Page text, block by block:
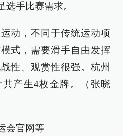
选手比赛需求。
动，不同于传统运动项
式，需要滑手自由发挥
性、观赏性很强。杭州
产生4枚金牌。
（张晓
会官网等